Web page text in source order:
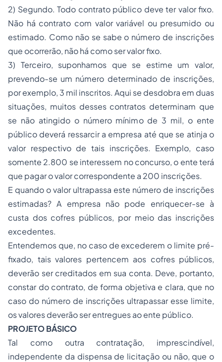
2) Segundo. Todo contrato público deve ter valor fixo.
Não há contrato com valor variável ou presumido ou
estimado. Como não se sabe o número de inscrições
que ocorrerão, não há como ser valor fixo.
3) Terceiro, suponhamos que se estime um valor,
prevendo-se um número determinado de inscrições,
por exemplo, 3 mil inscritos. Aqui se desdobra em duas
situações, muitos desses contratos determinam que
se não atingido o número mínimo de 3 mil, o ente
público deverá ressarcir a empresa até que se atinja o
valor respectivo de tais inscrições. Exemplo, caso
somente 2.800 se interessem no concurso, o ente terá
que pagar o valor correspondente a 200 inscrições.
E quando o valor ultrapassa este número de inscrições
estimadas? A empresa não pode enriquecer-se à
custa dos cofres públicos, por meio das inscrições
excedentes.
Entendemos que, no caso de excederem o limite pré-
fixado, tais valores pertencem aos cofres públicos,
deverão ser creditados em sua conta. Deve, portanto,
constar do contrato, de forma objetiva e clara, que no
caso do número de inscrições ultrapassar esse limite,
os valores deverão ser entregues ao ente público.
PROJETO BÁSICO
Tal como outra contratação, imprescindível,
independente da dispensa de licitação ou não, que o